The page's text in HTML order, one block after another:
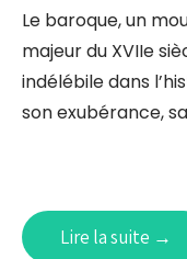
Le baroque, un
majeur du XVIIe
indélébile dans
son exubérance,
Lire la suite →